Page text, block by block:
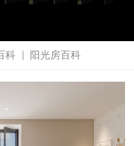
科 阳光房百科